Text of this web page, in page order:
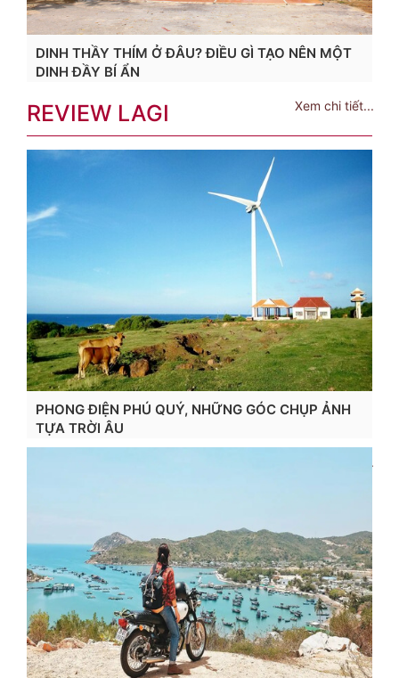
DINH THẦY THÍM Ở ĐÂU? ĐIỀU GÌ TẠO NÊN MỘT
DINH ĐẦY BÍ ẨN
Xem chi tiết...
REVIEW LAGI
PHONG ĐIỆN PHÚ QUÝ, NHỮNG GÓC CHỤP ẢNH
TỰA TRỜI ÂU
Xem chi tiết...